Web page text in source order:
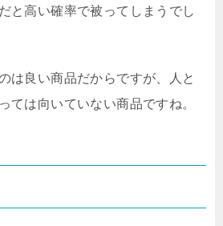
と高い確率で被ってしまうでし
は良い商品だからですが、人と
ては向いていない商品ですね。